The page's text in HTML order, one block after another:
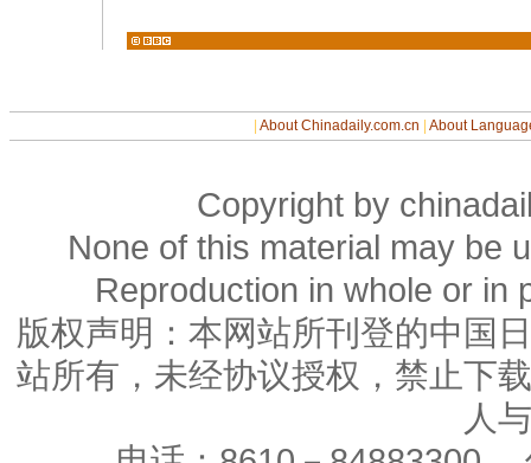
About Chinadaily.com.cn About
Copyright by
None of this material may be
Reproduction in whole or in
版权声明：本网站所刊登的中国
站所有，未经协议授权，禁止下
人